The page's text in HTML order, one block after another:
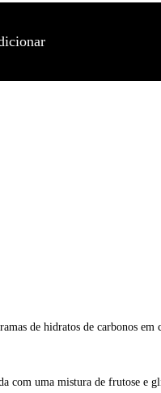
de hidratos de carbonos em
com uma mistura de frutose e